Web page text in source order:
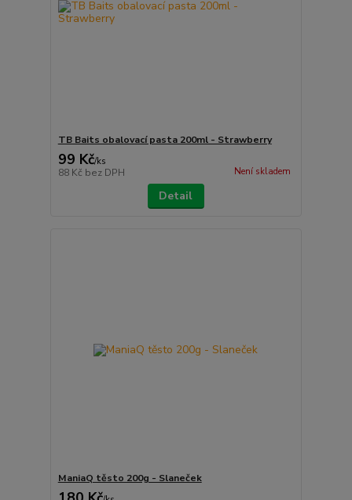
TB Baits obalovací pasta 200ml - Strawberry
99 Kč/ks
88 Kč bez DPH Není skladem
Detail
ManiaQ těsto 200g - Slaneček